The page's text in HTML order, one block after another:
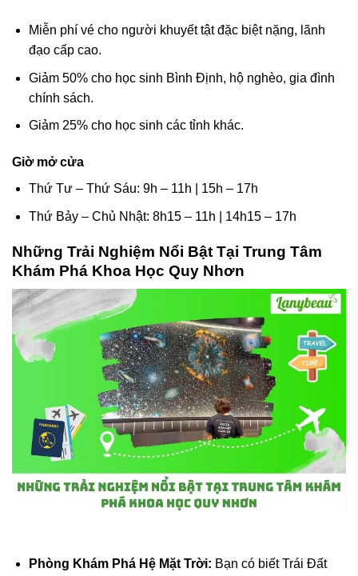
Miễn phí vé cho người khuyết tật đặc biệt nặng, lãnh
đạo cấp cao.
Giảm 50% cho học sinh Bình Định, hộ nghèo, gia đình
chính sách.
Giảm 25% cho học sinh các tỉnh khác.
Giờ mở cửa
Thứ Tư – Thứ Sáu: 9h – 11h | 15h – 17h
Thứ Bảy – Chủ Nhật: 8h15 – 11h | 14h15 – 17h
Những Trải Nghiệm Nổi Bật Tại Trung Tâm
Khám Phá Khoa Học Quy Nhơn
Phòng Khám Phá Hệ Mặt Trời: Bạn có biết Trái Đất